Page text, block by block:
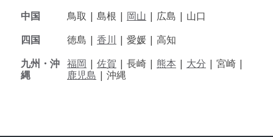
中国
鳥取 | 島根 | 岡山 | 広島 | 山口
四国
徳島 | 香川 | 愛媛 | 高知
九州・沖
縄
福岡 | 佐賀 | 長崎 | 熊本 | 大分 | 宮崎 |
鹿児島 | 沖縄